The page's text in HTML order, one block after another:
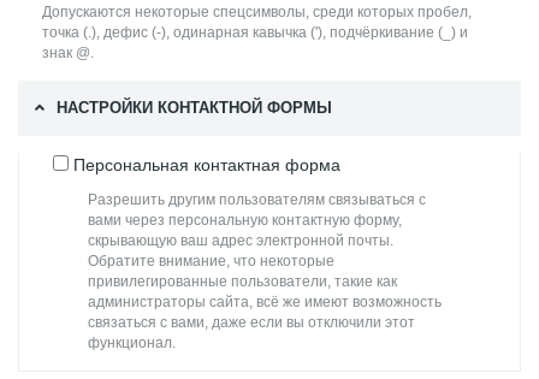
Допускаются некоторые спецсимволы, среди которых пробел,
точка (.), дефис (-), одинарная кавычка ('), подчёркивание (_) и
знак @.
НАСТРОЙКИ КОНТАКТНОЙ ФОРМЫ
Персональная контактная форма
Разрешить другим пользователям связываться с
вами через персональную контактную форму,
скрывающую ваш адрес электронной почты.
Обратите внимание, что некоторые
привилегированные пользователи, такие как
администраторы сайта, всё же имеют возможность
связаться с вами, даже если вы отключили этот
функционал.